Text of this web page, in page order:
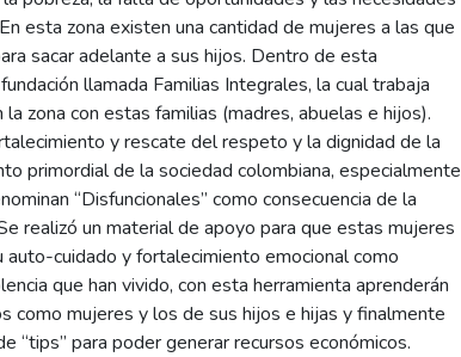
esta zona existen una cantidad de mujeres a las que
sacar adelante a sus hijos. Dentro de esta
llamada Familias Integrales, la cual trabaja
zona con estas familias (madres, abuelas e hijos).
y rescate del respeto y la dignidad de la
primordial de la sociedad colombiana, especialmente
“Disfuncionales” como consecuencia de la
realizó un material de apoyo para que estas mujeres
auto-cuidado y fortalecimiento emocional como
que han vivido, con esta herramienta aprenderán
como mujeres y los de sus hijos e hijas y finalmente
“tips” para poder generar recursos económicos.